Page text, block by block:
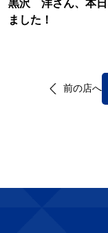
黒沢 洋さん、本日
ました！
前の店へ